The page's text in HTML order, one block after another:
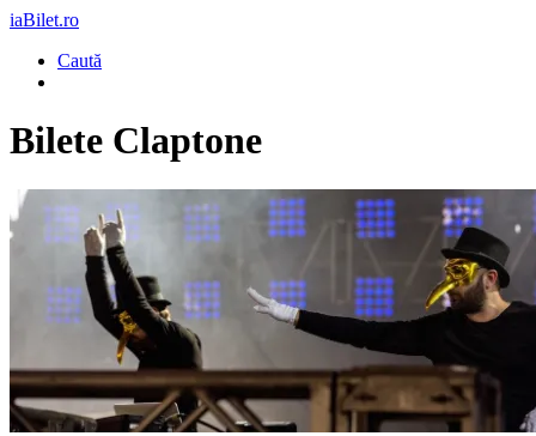
iaBilet.ro
Caută
Bilete Claptone